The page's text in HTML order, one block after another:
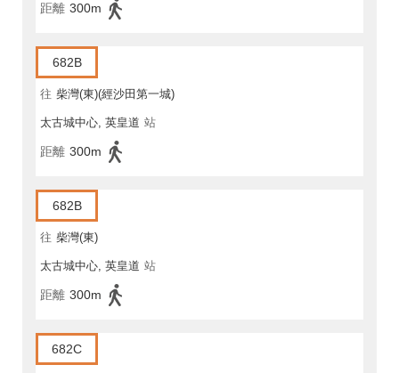
距離 300m
682B
往 柴灣(東)(經沙田第一城)
太古城中心, 英皇道 站
距離 300m
682B
往 柴灣(東)
太古城中心, 英皇道 站
距離 300m
682C